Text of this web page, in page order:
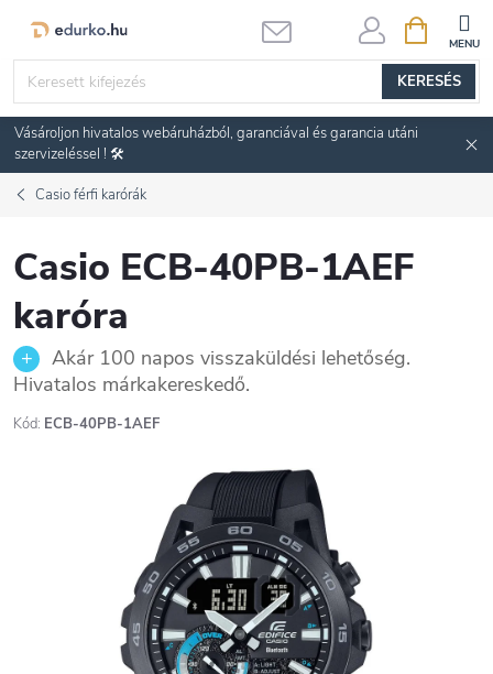
KERESÉS
KOSÁR
Vásároljon hivatalos webáruházból, garanciával és garancia utáni
szervizeléssel ! 🛠️
Casio férfi karórák
Casio ECB-40PB-1AEF
karóra
Akár 100 napos visszaküldési lehetőség.
Hivatalos márkakereskedő.
Kód: ECB-40PB-1AEF